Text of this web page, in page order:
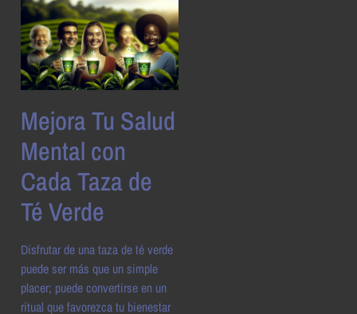
Mejora Tu Salud
Mental con
Cada Taza de
Té Verde
Disfrutar de una taza de té verde
puede ser más que un simple
placer; puede convertirse en un
ritual que favorezca tu bienestar